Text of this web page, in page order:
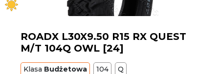
ROADX L30X9.50 R15 RX QUEST
M/T 104Q OWL [24]
Klasa Budżetowa 104 Q